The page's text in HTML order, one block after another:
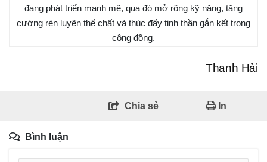
đang phát triển mạnh mẽ, qua đó mở rộng kỹ năng, tăng
cường rèn luyện thể chất và thúc đẩy tinh thần gắn kết trong
cộng đồng.
Thanh Hải
Chia sẻ In
Bình luận